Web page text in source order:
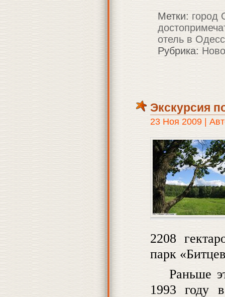
Метки: город
отель в
Рубрика:
Экскурсия
23 Ноя 2009 |
2208
парк
Раньше
1993 году